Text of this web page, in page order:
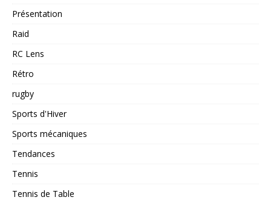
Présentation
Raid
RC Lens
Rétro
rugby
Sports d'Hiver
Sports mécaniques
Tendances
Tennis
Tennis de Table